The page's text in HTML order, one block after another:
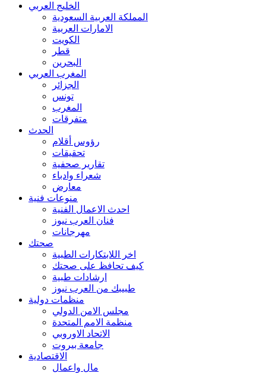
الخليج العربي
المملكة العربية السعودية
الامارات العربية
الكويت
قطر
البحرين
المغرب العربي
الجزائر
تونس
المغرب
متفرقات
الحدث
رؤوس أقلام
تحقيقات
تقارير صحفية
شعراء وادباء
معارض
منوعات فنية
احدث الاعمال الفنية
فنان العرب نيوز
مهرجانات
صحتك
اخر اللابتكارات الطبية
كيف تحافظ على صحتك
ارشادات طبية
طبيبك من العرب نيوز
منظمات دولية
مجلس الامن الدولي
منظمة الامم المتحدة
الاتحاد الاوروبي
جامعة بيروت
الاقتصادية
مال واعمال